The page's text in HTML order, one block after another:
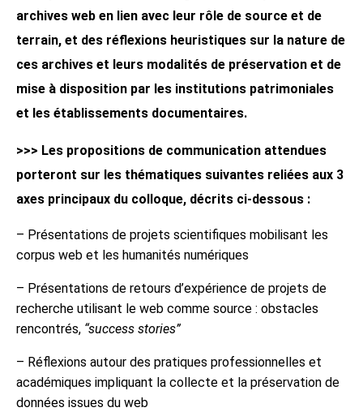
archives web en lien avec leur rôle de source et de
terrain, et des réflexions heuristiques sur la nature de
ces archives et leurs modalités de préservation et de
mise à disposition par les institutions patrimoniales
et les établissements documentaires.
>>> Les propositions de communication attendues
porteront sur les thématiques suivantes reliées aux 3
axes principaux du colloque, décrits ci-dessous :
– Présentations de projets scientifiques mobilisant les
corpus web et les humanités numériques
– Présentations de retours d’expérience de projets de
recherche utilisant le web comme source : obstacles
rencontrés, “success stories”
– Réflexions autour des pratiques professionnelles et
académiques impliquant la collecte et la préservation de
données issues du web